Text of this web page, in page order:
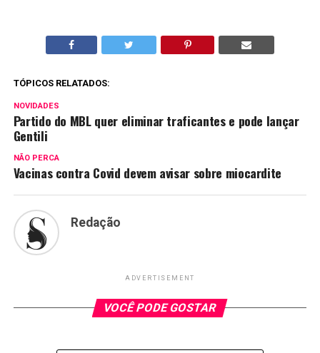
TÓPICOS RELATADOS:
NOVIDADES
Partido do MBL quer eliminar traficantes e pode lançar
Gentili
NÃO PERCA
Vacinas contra Covid devem avisar sobre miocardite
Redação
ADVERTISEMENT
VOCÊ PODE GOSTAR